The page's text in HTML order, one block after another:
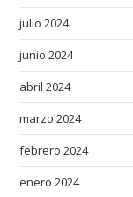
julio 2024
junio 2024
abril 2024
marzo 2024
febrero 2024
enero 2024